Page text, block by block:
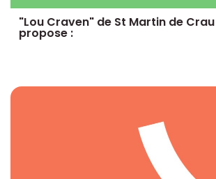
"Lou Craven" de St Martin de
propose :